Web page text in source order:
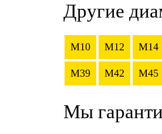
Другие
M10 M12 M14
M39 M42 M45
Мы